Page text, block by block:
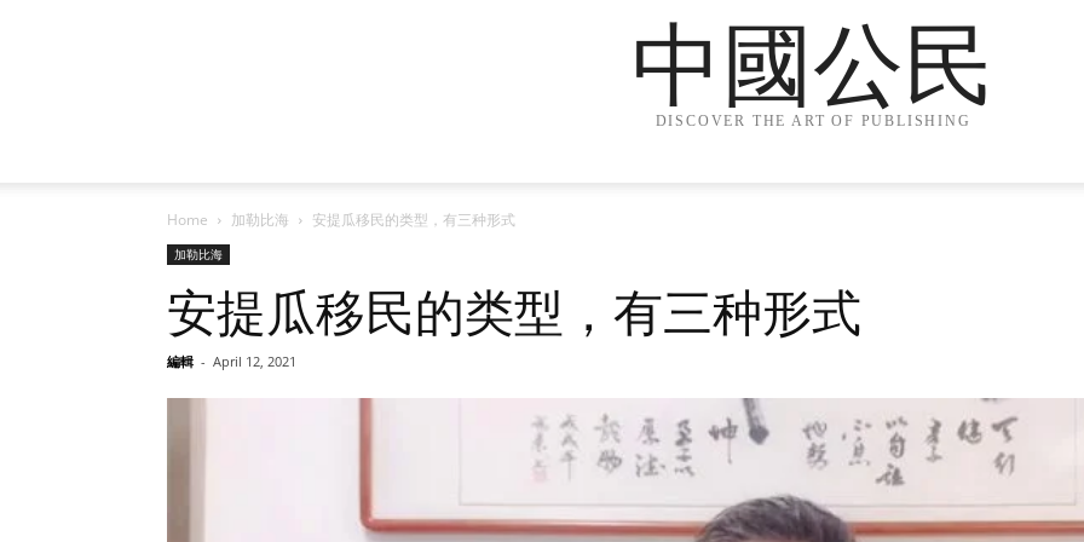
中國公民
DISCOVER THE ART OF PUBLISHING
Home 加勒比海 安提瓜移民的类型，有三种形式
加勒比海
安提瓜移民的类型，有三种形式
編輯 - April 12, 2021